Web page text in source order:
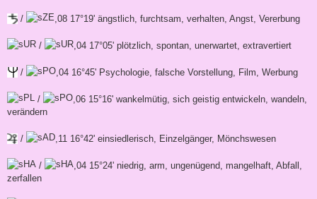
/ ,08 17°19' ängstlich, furchtsam, verhalten, Angst, Vererbung
/ ,04 17°05' plötzlich, spontan, unerwartet, extravertiert
/ ,04 16°45' Psychologie, falsche Vorstellung, Film, Werbung
/
,06 15°16' wankelmütig, sich geistig entwickeln, wandeln,
verändern
/ ,11 16°42' einsiedlerisch, Einzelgänger, Mönchswesen
/
,04 15°24' niedrig, arm, ungenügend, mangelhaft, Abfall,
zerfallen